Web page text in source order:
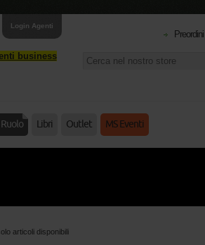
Login Agenti
business
Preordini
Libri Outlet MS Eventi
articoli disponibili